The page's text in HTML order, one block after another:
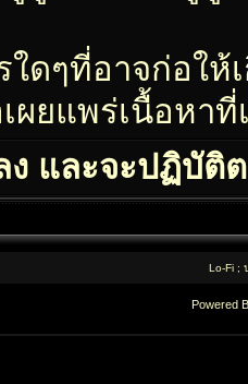
ดๆที่อาจก่อให้
ผยแพร่เนื้อหา
และจะปฏิบัติ
Lo-Fi ;
Powered